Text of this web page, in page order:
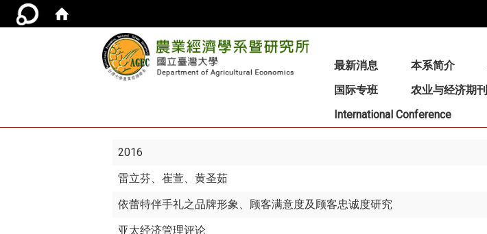
最新消息 本系简介
国际专班
农业与经济期刊
International Conference
2016
雷立芬、崔萱、黄圣茹
依蕾特伴手礼之品牌形象、顾客满意度及顾客忠诚度研究
亚太经济管理评论